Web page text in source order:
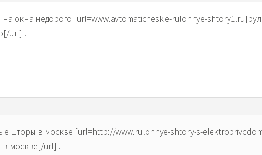
окна недорого [url=www.avtomaticheskie-rulonnye-
url] .
шторы в москве [url=http://www.rulonnye-shtory-s-
москве[/url] .